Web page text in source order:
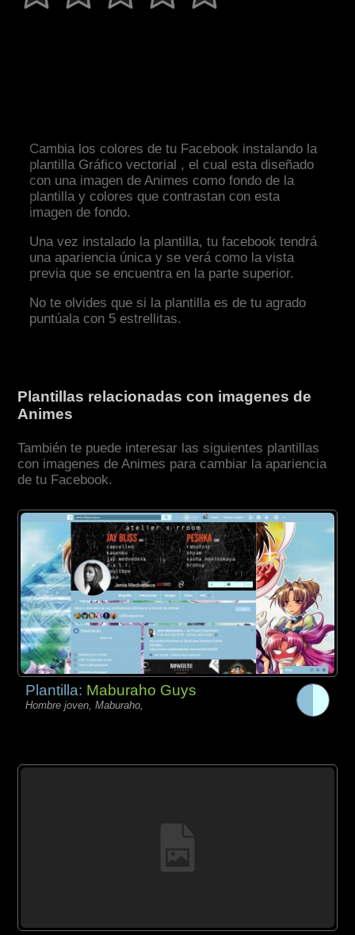
Cambia los colores de tu Facebook instalando la
plantilla Gráfico vectorial , el cual esta diseñado
con una imagen de Animes como fondo de la
plantilla y colores que contrastan con esta
imagen de fondo.
Una vez instalado la plantilla, tu facebook tendrá
una apariencia única y se verá como la vista
previa que se encuentra en la parte superior.
No te olvides que si la plantilla es de tu agrado
puntúala con 5 estrellitas.
Plantillas relacionadas con imagenes de
Animes
También te puede interesar las siguientes plantillas
con imagenes de Animes para cambiar la apariencia
de tu Facebook.
Plantilla: Maburaho Guys
Hombre joven, Maburaho,